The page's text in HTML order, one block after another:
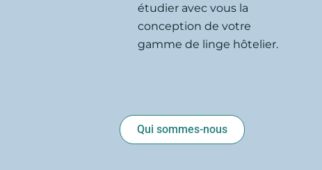
étudier avec vous la
conception de votre
gamme de linge hôtelier.
Qui sommes-nous